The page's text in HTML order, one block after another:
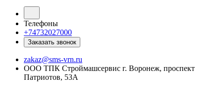
Телефоны
+74732027000
Заказать звонок
zakaz@sms-vrn.ru
ООО ТПК Строймашсервис г. Воронеж, проспект
Патриотов, 53А